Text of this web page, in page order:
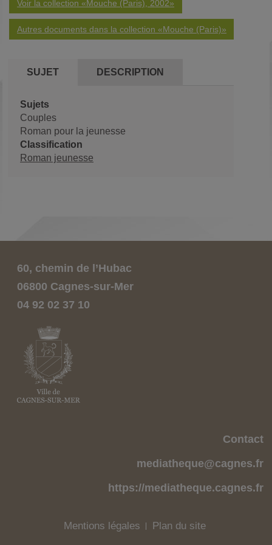
Voir la collection «Mouche (Paris), 2002»
Autres documents dans la collection «Mouche (Paris)»
SUJET DESCRIPTION
Sujets
Couples
Roman pour la jeunesse
Classification
Roman jeunesse
60, chemin de l’Hubac
06800 Cagnes-sur-Mer
04 92 02 37 10
Contact
mediatheque@cagnes.fr
https://mediatheque.cagnes.fr
Mentions légales Plan du site